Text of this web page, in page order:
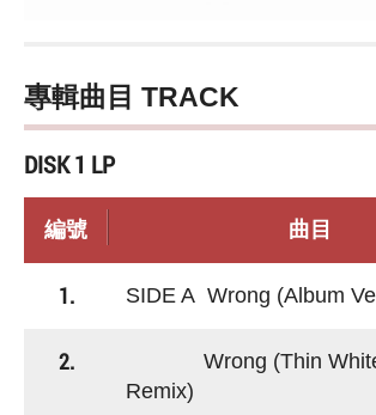
專輯曲目 TRACK
DISK 1 LP
編號 曲目
1. SIDE A Wrong (Album
2.
Wrong (Thin White
Remix)